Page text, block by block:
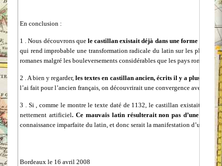
En conclusion :
1 . Nous découvrons que le castillan existait déjà dans une forme très
qui rend improbable une transformation radicale du latin sur les plans de
romanes malgré les bouleversements considérables que les pays romans
2 . A bien y regarder,les textes en castillan ancien, écrits il y a plus de
l’ai fait pour l’ancien français, on découvrirait une convergence avec
3 . Si , comme le montre le texte daté de 1132, le castillan existait à
nettement artificiel. Ce mauvais latin résulterait non pas d’une
connaissance imparfaite du latin, et donc serait la manifestation d’un
Bordeaux le 16 avril 2008